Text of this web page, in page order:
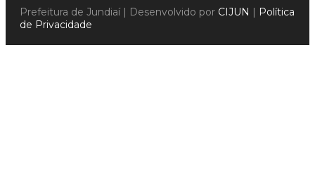
Prefeitura de Jundiaí | Desenvolvido por CIJUN | Política
de Privacidade